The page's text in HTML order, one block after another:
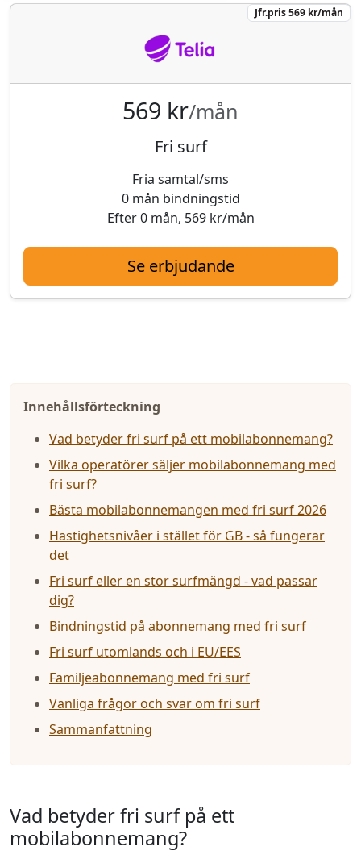
Jfr.pris 569 kr/mån
569 kr/mån
Fri surf
Fria samtal/sms
0 mån bindningstid
Efter 0 mån, 569 kr/mån
Se erbjudande
Innehållsförteckning
Vad betyder fri surf på ett mobilabonnemang?
Vilka operatörer säljer mobilabonnemang med
fri surf?
Bästa mobilabonnemangen med fri surf 2026
Hastighetsnivåer i stället för GB - så fungerar
det
Fri surf eller en stor surfmängd - vad passar
dig?
Bindningstid på abonnemang med fri surf
Fri surf utomlands och i EU/EES
Familjeabonnemang med fri surf
Vanliga frågor och svar om fri surf
Sammanfattning
Vad betyder fri surf på ett
mobilabonnemang?